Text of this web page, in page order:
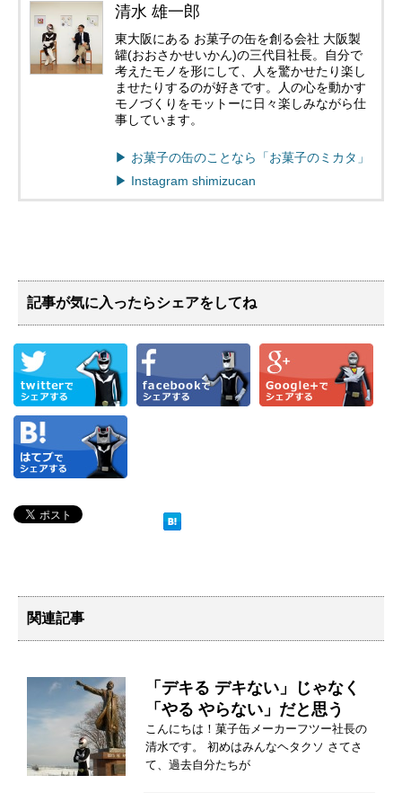
清水 雄一郎
東大阪にある お菓子の缶を創る会社 大阪製
罐(おおさかせいかん)の三代目社長。自分で
考えたモノを形にして、人を驚かせたり楽し
ませたりするのが好きです。人の心を動かす
モノづくりをモットーに日々楽しみながら仕
事しています。
▶︎ お菓子の缶のことなら「お菓子のミカタ」
▶︎ Instagram shimizucan
記事が気に入ったらシェアをしてね
関連記事
「デキる デキない」じゃなく
「やる やらない」だと思う
こんにちは！菓子缶メーカーフツー社長の
清水です。 初めはみんなヘタクソ さてさ
て、過去自分たちが